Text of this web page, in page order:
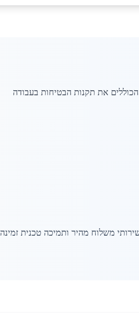
את תקנות הבטיחות בעבודה
משלוח מהיר ותמיכה טכנית זמינה